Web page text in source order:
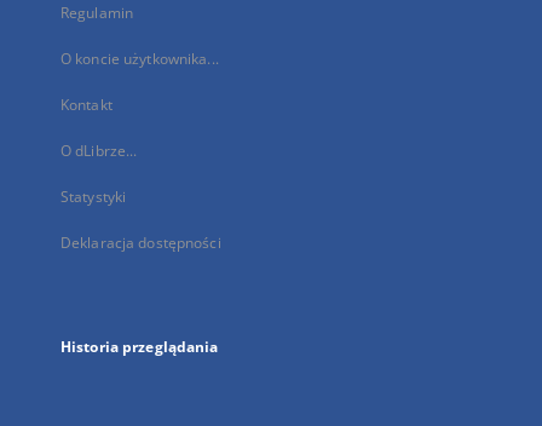
Regulamin
O koncie użytkownika...
Kontakt
O dLibrze...
Statystyki
Deklaracja dostępności
Historia przeglądania